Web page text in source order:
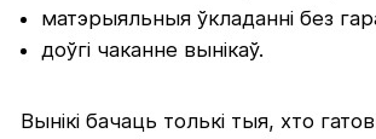
матэрыяльныя ўкладанні без
доўгі чаканне вынікаў.
Вынікі бачаць толькі тыя, хто